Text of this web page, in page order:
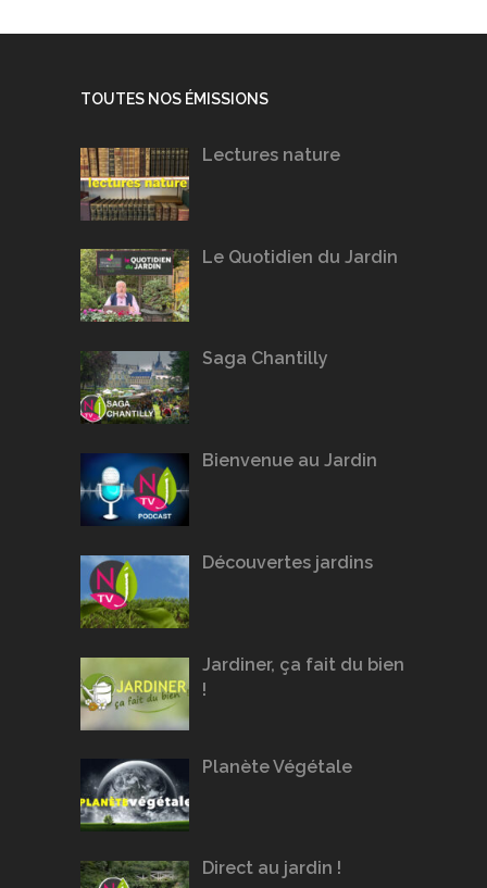
TOUTES NOS ÉMISSIONS
Lectures nature
Le Quotidien du Jardin
Saga Chantilly
Bienvenue au Jardin
Découvertes jardins
Jardiner, ça fait du bien
!
Planète Végétale
Direct au jardin !